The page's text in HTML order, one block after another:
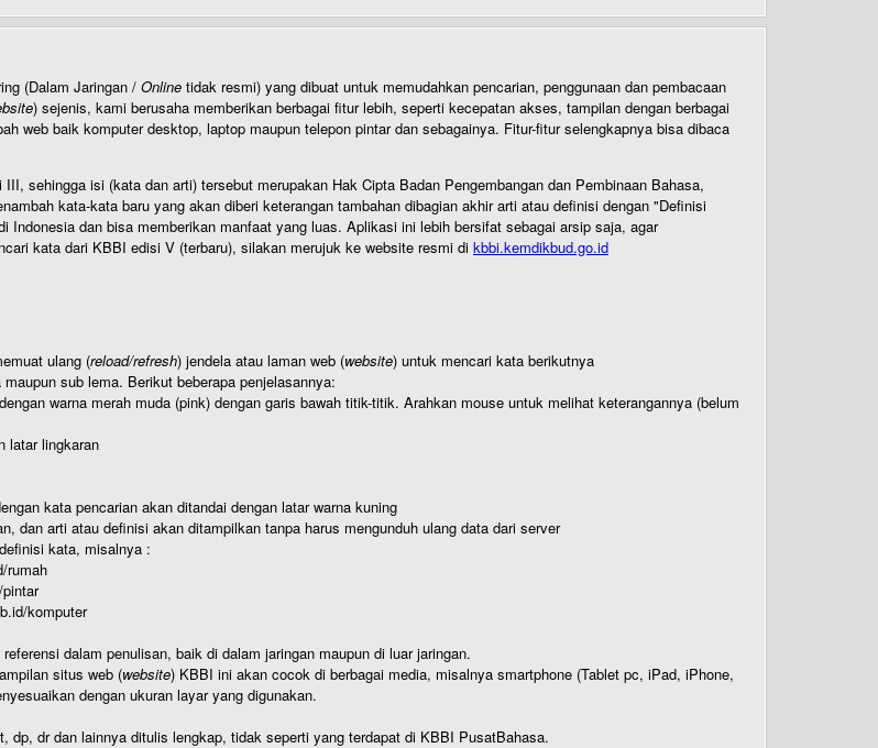
(Dalam Jaringan / Online tidak resmi) yang dibuat untuk memudahkan pencarian, penggunaan dan pembacaan
) sejenis, kami berusaha memberikan berbagai fitur lebih, seperti kecepatan akses, tampilan dengan berbagai
web baik komputer desktop, laptop maupun telepon pintar dan sebagainya. Fitur-fitur selengkapnya bisa dibaca
sehingga isi (kata dan arti) tersebut merupakan Hak Cipta Badan Pengembangan dan Pembinaan Bahasa,
kata-kata baru yang akan diberi keterangan tambahan dibagian akhir arti atau definisi dengan "Definisi
dan bisa memberikan manfaat yang luas. Aplikasi ini lebih bersifat sebagai arsip saja, agar
kata dari KBBI edisi V (terbaru), silakan merujuk ke website resmi di kbbi.kemdikbud.go.id
ulang (reload/refresh) jendela atau laman web (website) untuk mencari kata berikutnya
sub lema. Berikut beberapa penjelasannya:
warna merah muda (pink) dengan garis bawah titik-titik. Arahkan mouse untuk melihat keterangannya (belum
latar lingkaran
kata pencarian akan ditandai dengan latar warna kuning
dan arti atau definisi akan ditampilkan tanpa harus mengunduh ulang data dari server
kata, misalnya :
rumah
komputer
dalam penulisan, baik di dalam jaringan maupun di luar jaringan.
situs web (website) KBBI ini akan cocok di berbagai media, misalnya smartphone (Tablet pc, iPad, iPhone,
dengan ukuran layar yang digunakan.
dr dan lainnya ditulis lengkap, tidak seperti yang terdapat di KBBI PusatBahasa.